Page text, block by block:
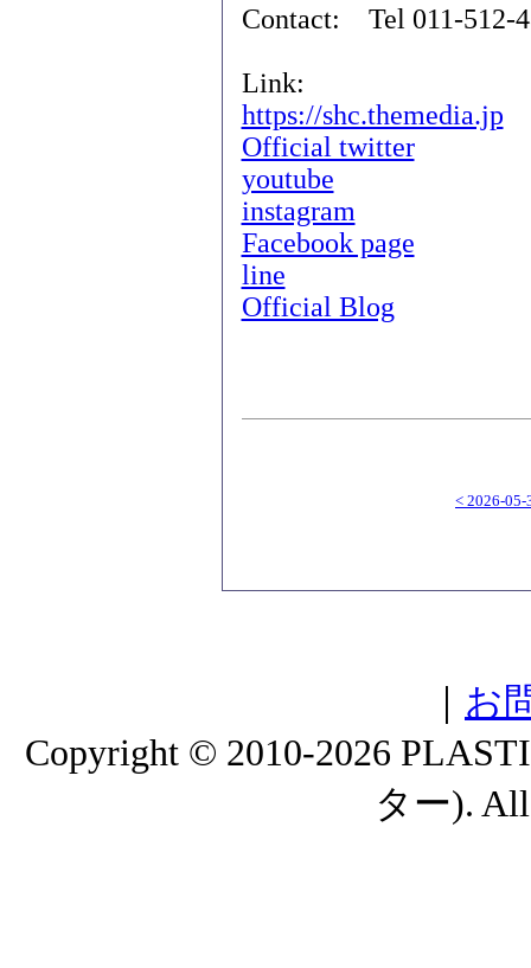
Contact: Tel 011-512-
Link:
https://shc.themedia.jp
Official twitter
youtube
instagram
Facebook page
line
Official Blog
< 2026-05-
お
Copyright © 2010-2026
ター). All